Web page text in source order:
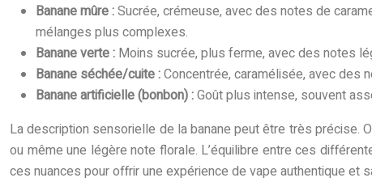
Banane mûre :Sucrée, crémeuse, avec des notes de
mélanges plus complexes.
Banane verte : Moins sucrée, plus ferme, avec des notes
Banane séchée/cuite :Concentrée, caramélisée, avec des
Banane artificielle (bonbon) :Goût plus intense, souvent
La description sensorielle de la banane peut être très précise.
ou même une légère note florale. L’équilibre entre ces
ces nuances pour offrir une expérience de vape authentique et